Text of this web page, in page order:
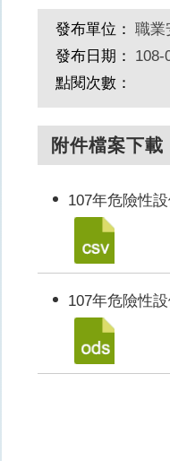
發布單位： 職業
發布日期：
108-
點閱次數：
附件檔案下載
107年危險性
107年危險性